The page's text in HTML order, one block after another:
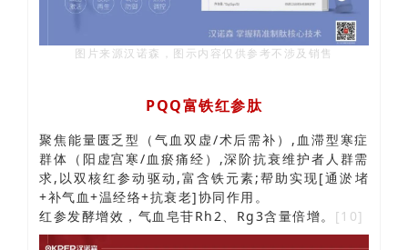
图片来源汉诺森，图示内容仅供参考不涉及销售
PQQ富铁红参肽
聚焦能量匮乏型（气血双虚/术后需补）,血滞型寒症
群体（阳虚宫寒/血瘀痛经）,深阶抗衰维护者人群需
求,以双核红参动驱动,富含铁元素;帮助实现[通淤堵
+补气血+温经络+抗衰老]协同作用。
红参发酵增效，气血皂苷Rh2、Rg3含量倍增。 [10]